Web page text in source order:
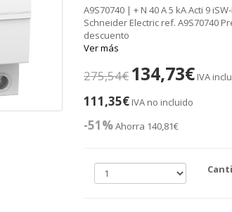
A9S70740 | + N 40 A 5 kA Acti 9
Schneider Electric ref. A9S70740
descuento
Ver más
275,54€ 134,73€ IVA
111,35€ IVA no incluido
-51%Ahorra 140,81€